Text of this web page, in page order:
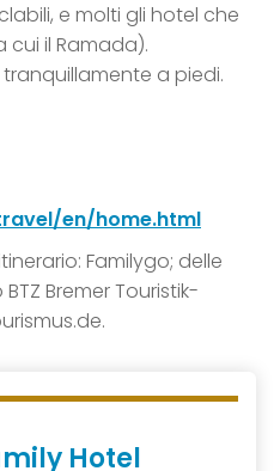
e molti gli hotel che
il Ramada).
a piedi.
en/home.html
Familygo; delle
Bremer Touristik-
Hotel